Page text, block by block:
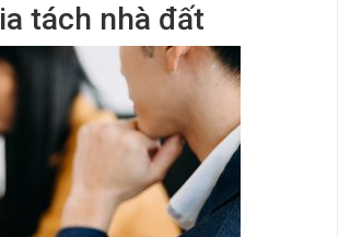
tách nhà đất